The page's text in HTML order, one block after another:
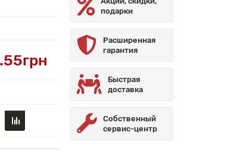
подарки
Расширенная
гарантия
Быстрая
доставка
Собственный
сервис-центр